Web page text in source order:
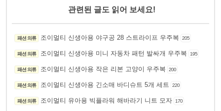
관련된 글도 읽어 보세요!
패션 의류 조이멀티 신생아용 야구공 28 스트라이프 우주복 205
패션 의류 조이멀티 신생아용 미니 자동차 패턴 발싸개 우주복 195
패션 의류 조이멀티 신생아용 작은 리본 고양이 우주복 200
패션 의류 조이멀티 신생아용 긴소매 바디슈트 5개 세트 220
패션 의류 조이멀티 유아용 빅플라워 해바라기 니트 모자 170